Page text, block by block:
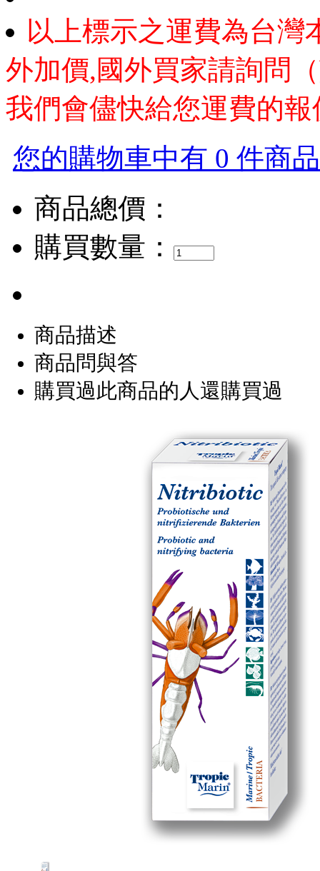
以上標示之運費為台灣
外加價,國外買家請詢問
我們會儘快給您運費的報
您的購物車中有 0 件商
商品總價：
購買數量：
商品描述
商品問與答
購買過此商品的人還購買過